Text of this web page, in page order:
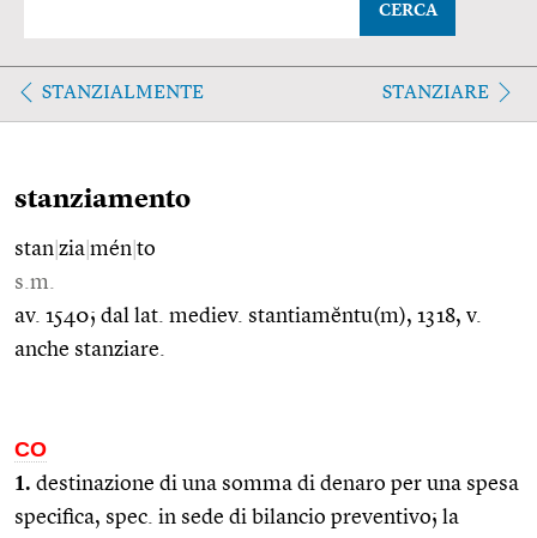
CERCA
STANZIALMENTE STANZIARE
stanziamento
stan zia mén to
s.m.
av. 1540; dal lat. mediev. stantiamĕntu(m), 1318, v.
anche stanziare.
CO
1. destinazione di una somma di denaro per una spesa
specifica, spec. in sede di bilancio preventivo; la